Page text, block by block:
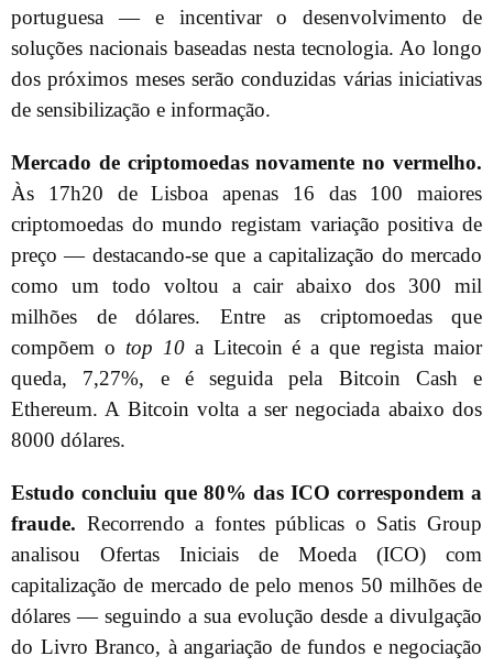
portuguesa — e incentivar o desenvolvimento de
soluções nacionais baseadas nesta tecnologia. Ao longo
dos próximos meses serão conduzidas várias iniciativas
de sensibilização e informação.
Mercado de criptomoedas novamente no vermelho.
Às 17h20 de Lisboa apenas 16 das 100 maiores
criptomoedas do mundo registam variação positiva de
preço — destacando-se que a capitalização do mercado
como um todo voltou a cair abaixo dos 300 mil
milhões de dólares. Entre as criptomoedas que
compõem o top 10a Litecoin é a que regista maior
queda, 7,27%, e é seguida pela Bitcoin Cash e
Ethereum. A Bitcoin volta a ser negociada abaixo dos
8000 dólares.
Estudo concluiu que 80% das ICO correspondem a
fraude. Recorrendo a fontes públicas o Satis Group
analisou Ofertas Iniciais de Moeda (ICO) com
capitalização de mercado de pelo menos 50 milhões de
dólares — seguindo a sua evolução desde a divulgação
do Livro Branco, à angariação de fundos e negociação